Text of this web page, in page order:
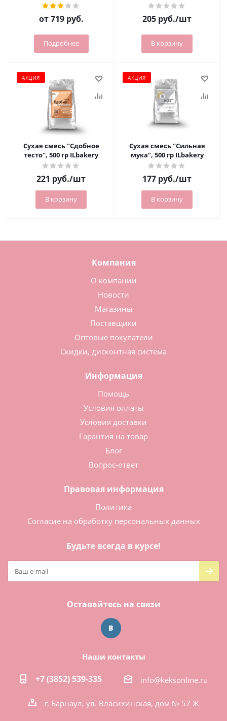
от719 руб.
Подробнее
205 руб./шт
В корзину
АКЦИЯ
Сухая смесь "Сдобное
тесто", 500 гр ILbakery
221 руб./шт
В корзину
АКЦИЯ
Сухая смесь "Сильная
мука", 500 гр ILbakery
177 руб./шт
В корзину
Компания
О компании
Новости
Магазины
Поставщики
Оптовые покупатели
Скидки, дисконтная система
Информация
Помощь
Условия оплаты
Условия доставки
Гарантия на товар
Блог
Вопрос-ответ
Правовая информация
Политика
Согласие на обработку персональных данных
Будьте всегда в курсе!
Оставайтесь на связи
Наши контакты
+7 (3852) 539-335 info@keksonline.ru
г. Барнаул, ул. Власихинская, дом № 57 Ж